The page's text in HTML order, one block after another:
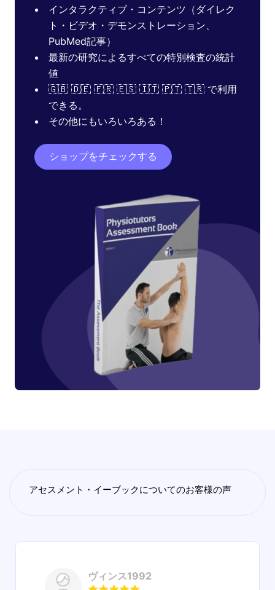
インタラクティブ・コンテンツ（ダイレク
ト・ビデオ・デモンストレーション、
PubMed記事）
最新の研究によるすべての特別検査の統計
値
🇬🇧 🇩🇪 🇫🇷 🇪🇸 🇮🇹 🇵🇹 🇹🇷 で利用
できる。
その他にもいろいろある！
ショップをチェックする
アセスメント・イーブックについてのお客様の声
ヴィンス1992